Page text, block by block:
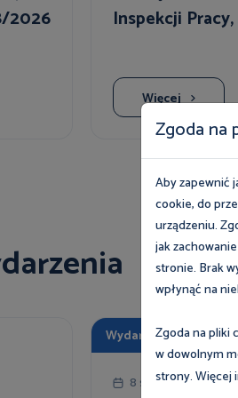
2026
Inspekcji
Więcej
Wydarzenia
8 sierpnia 2026
Zgoda na
Aby zapewnić
cookie, do
urządzeniu.
jak
stronie. Brak
wpłynąć na
Zgoda na pliki
w dowolnym
strony. Więcej